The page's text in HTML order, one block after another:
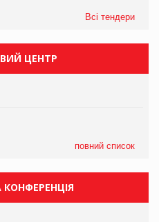
Всі тендери
ЦЕНТР
повний список